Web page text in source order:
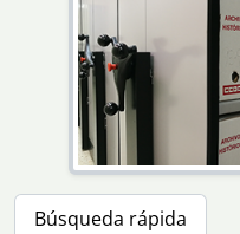
Búsqueda rápida